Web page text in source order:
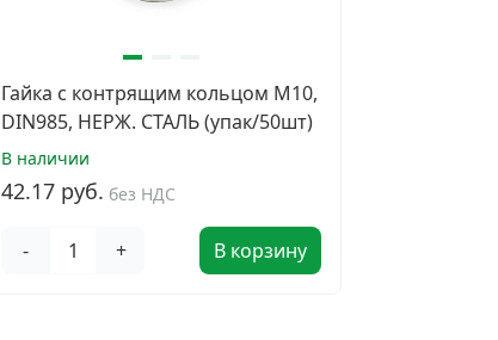
Гайка с контрящим кольцом М10,
DIN985, НЕРЖ. СТАЛЬ (упак/50шт)
В наличии
42.17 руб. без НДС
- + В корзину